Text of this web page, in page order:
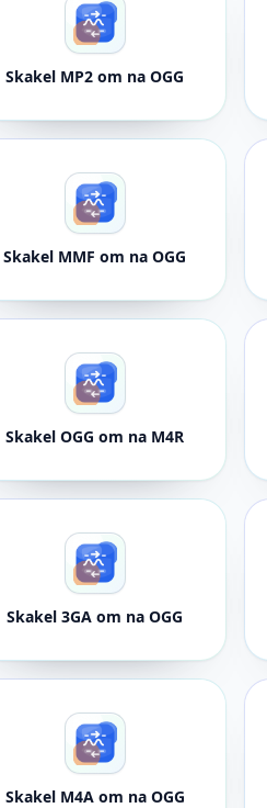
Skakel MP2 om na OGG
Skakel MMF om na OGG
Skakel OGG om na M4R
Skakel 3GA om na OGG
Skakel M4A om na OGG